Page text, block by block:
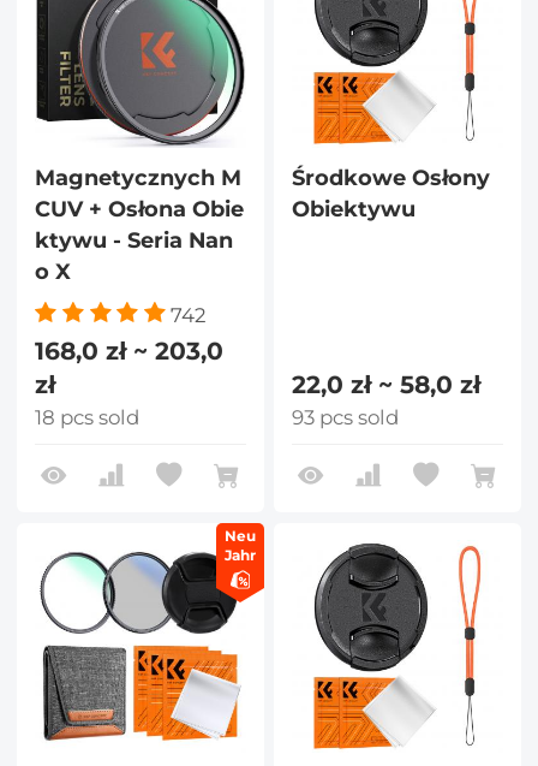
Magnetycznych M
CUV + Osłona Obie
ktywu - Seria Nan
o X
742
168,0 zł ~ 203,0
zł
18 pcs sold
Środkowe Osłony
Obiektywu
22,0 zł ~ 58,0 zł
93 pcs sold
Neu
Jahr